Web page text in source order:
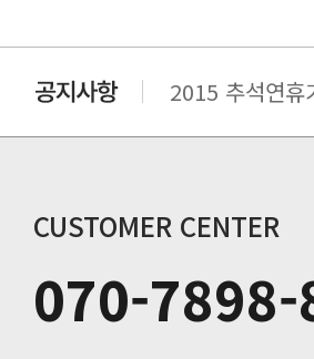
2015 추석연휴
추수감사절 배송
추석기간 배송안
노동절(9월3일)
입금 고객님을
CUSTOMER CENTER
070-